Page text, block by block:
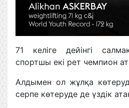
71 келіге дейінгі
спортшы екі рет чемпион
Алдымен ол жұлқа
серпе көтеруде де үздік